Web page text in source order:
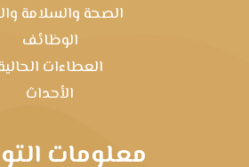
الصحة والسلامة
الوظائف
العطاءات
الأحداث
معلومات